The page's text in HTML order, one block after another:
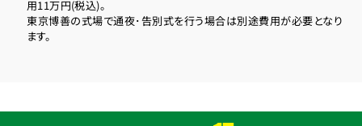
用11万円(税込)。
東京博善の式場で通夜･告別式を行う場合は別途費用が必要となり
ます。